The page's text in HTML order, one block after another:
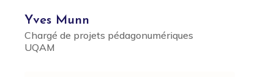
Yves Munn
Chargé de projets pédagonumériques
UQAM